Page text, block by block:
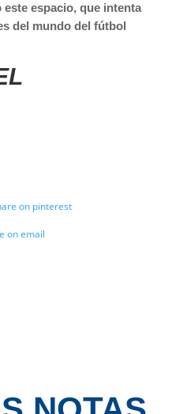
espacio, que intenta
del mundo del fútbol